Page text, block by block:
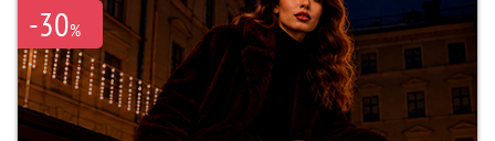
-30%